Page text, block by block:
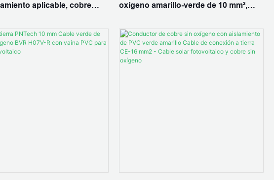
aplicable, cobre
núcleo único, rollo
oxígeno amarillo-verde de 10 mm²,